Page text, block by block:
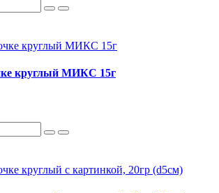
круглый МИКС 15г